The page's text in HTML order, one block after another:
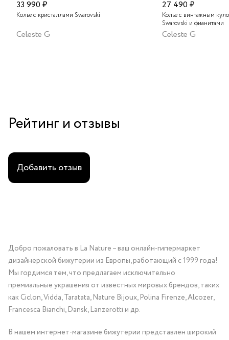
33 990 ₽
Колье с кристаллами Swarovski
Celeste G
27 490 ₽
Колье с винтажным
Swarovski и фианитами
Celeste G
Рейтинг и отзывы
Добавить отзыв
Добро пожаловать в La Nature – ваш онлайн-гипермаркет
дизайнерской бижутерии из Европы, работающий с 1999 года!
Мы гордимся тем, что предлагаем исключительно
премиальные украшения от известных мировых брендов, таких
как Ciclon, Vidda, Taratata, Nature Bijoux, Polina Firenze, Alcozer,
Francesca Bianchi, Dansk, Lanzerotti и др.
В нашем интернет-магазине бижутерии представлен широкий